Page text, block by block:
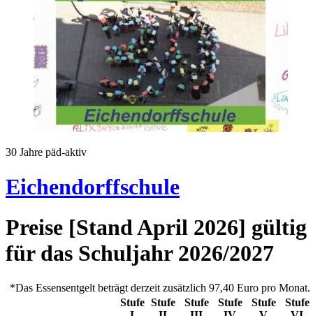
30 Jahre päd-aktiv
Eichendorffschule
Preise [Stand April 2026] gültig
für das Schuljahr 2026/2027
*Das Essensentgelt beträgt derzeit zusätzlich 97,40 Euro pro Monat.
Stufe Stufe
Stufe
Stufe
Stufe
Stufe